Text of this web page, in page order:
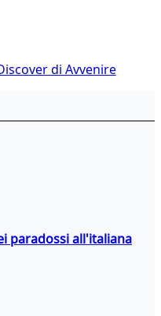
di Avvenire
paradossi all'italiana